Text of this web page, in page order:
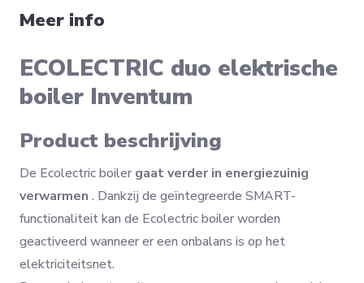
expansievat
Meer details
Meer info
ECOLECTRIC duo elektrische
boiler Inventum
Product beschrijving
De Ecolectric boilergaat verder in energiezuinig
verwarmen . Dankzij de geïntegreerde SMART-
functionaliteit kan de Ecolectric boiler worden
geactiveerd wanneer er een onbalans is op het
elektriciteitsnet.